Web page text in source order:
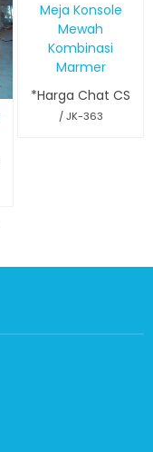
Meja Konsole
Mewah
Kombinasi
Marmer
*Harga Chat CS
/ JK-363